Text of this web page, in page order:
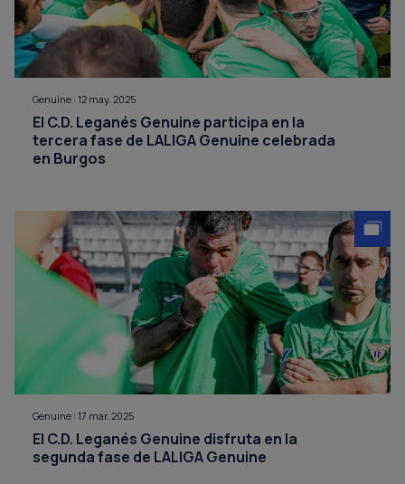
Genuine | 12 may. 2025
El C.D. Leganés Genuine participa en la
tercera fase de LALIGA Genuine celebrada
en Burgos
Genuine | 17 mar. 2025
El C.D. Leganés Genuine disfruta en la
segunda fase de LALIGA Genuine